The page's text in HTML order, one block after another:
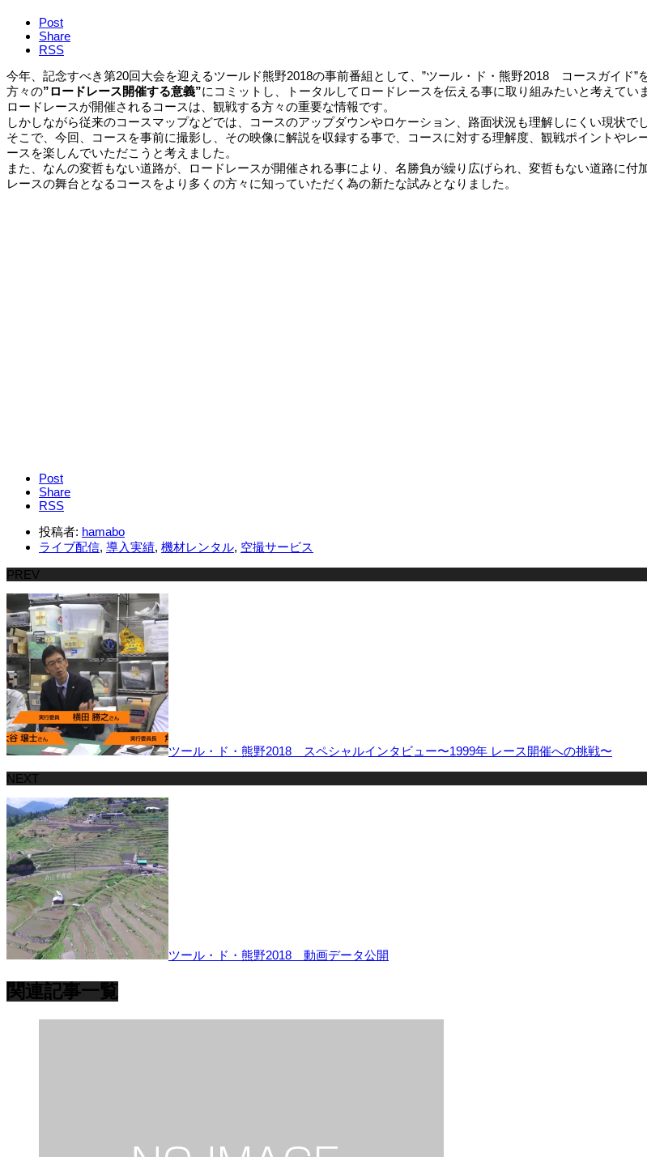
Post
Share
RSS
今年、記念すべき第20回大会を迎えるツールド熊野2018の事前番組として、”ツール・ド・熊野2018 コースガイド
方々の”ロードレース開催する意義”にコミットし、トータルしてロードレースを伝える事に取り組みたいと考えてい
ロードレースが開催されるコースは、観戦する方々の重要な情報です。
しかしながら従来のコースマップなどでは、コースのアップダウンやロケーション、路面状況も理解しにくい現状でし
そこで、今回、コースを事前に撮影し、その映像に解説を収録する事で、コースに対する理解度、観戦ポイントや
ースを楽しんでいただこうと考えました。
また、なんの変哲もない道路が、ロードレースが開催される事により、名勝負が繰り広げられ、変哲もない道路に付
レースの舞台となるコースをより多くの方々に知っていただく為の新たな試みとなりました。
Post
Share
RSS
投稿者: hamabo
ライブ配信, 導入実績, 機材レンタル, 空撮サービス
PREV
ツール・ド・熊野2018 スペシャルインタビュー〜1999年 レース開催への挑戦〜
NEXT
ツール・ド・熊野2018 動画データ公開
関連記事一覧